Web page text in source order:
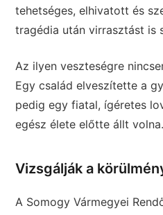
tehetséges, elhivatott és
tragédia után virrasztást is
Az ilyen veszteségre
Egy család elveszítette a
pedig egy fiatal, ígéretes
egész élete előtte állt volna.
Vizsgálják a
A Somogy Vármegyei